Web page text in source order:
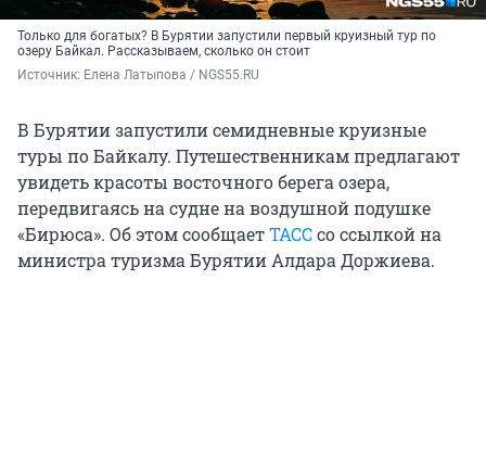
Только для богатых? В Бурятии запустили первый круизный тур по
озеру Байкал. Рассказываем, сколько он стоит
Источник: Елена Латыпова / NGS55.RU
В Бурятии запустили семидневные круизные
туры по Байкалу. Путешественникам предлагают
увидеть красоты восточного берега озера,
передвигаясь на судне на воздушной подушке
«Бирюса». Об этом сообщаетТАССсо ссылкой на
министра туризма Бурятии Алдара Доржиева.